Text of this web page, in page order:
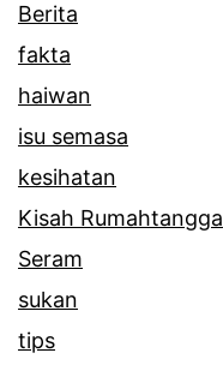
Berita
fakta
haiwan
isu semasa
kesihatan
Kisah Rumahtangga
Seram
sukan
tips